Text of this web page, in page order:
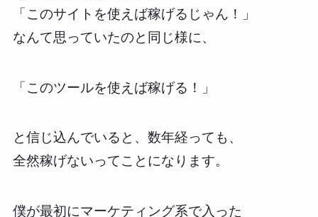
「このサイトを使えば稼げるじゃん！」
なんて思っていたのと同じ様に、
「このツールを使えば稼げる！」
と信じ込んでいると、数年経っても、
全然稼げないってことになります。
僕が最初にマーケティング系で入った